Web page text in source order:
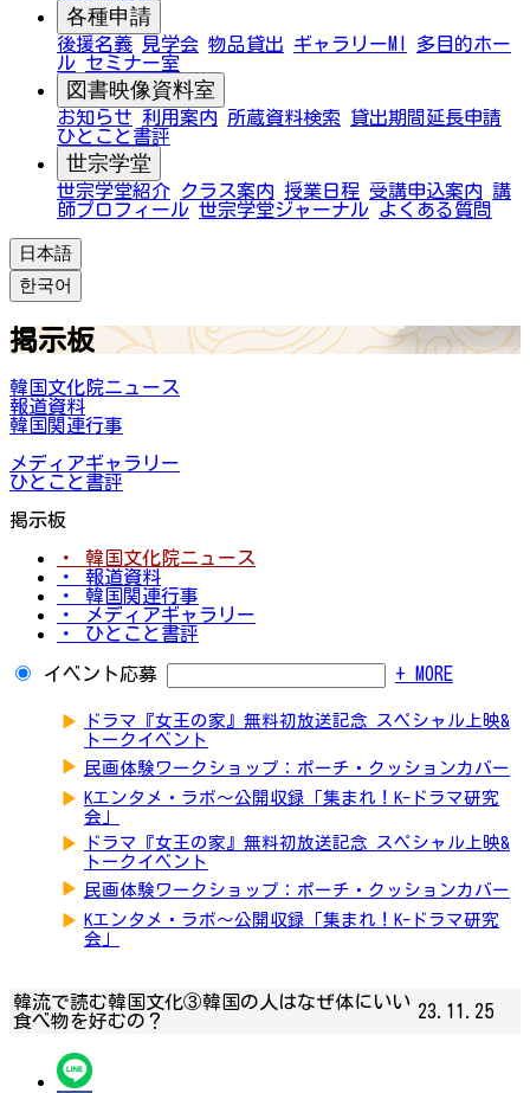
各種申請
後援名義 見学会 物品貸出 ギャラリーMI
多目的ホー
ル セミナー室
図書映像資料室
お知らせ 利用案内 所蔵資料検索
貸出期間延長申請
ひとこと書評
世宗学堂
世宗学堂紹介 クラス案内 授業日程 受講申込案内 講
師プロフィール 世宗学堂ジャーナル よくある質問
日本語
한국어
掲示板
韓国文化院ニュース
報道資料
韓国関連行事
メディアギャラリー
ひとこと書評
掲示板
・ 韓国文化院ニュース
・ 報道資料
・ 韓国関連行事
・ メディアギャラリー
・ ひとこと書評
イベント応募 + MORE
▶
ドラマ『女王の家』無料初放送記念 スペシャル上映&
トークイベント
▶ 民画体験ワークショップ：ポーチ・クッションカバー
▶ Kエンタメ・ラボ～公開収録「集まれ！K-ドラマ研究
会」
▶
ドラマ『女王の家』無料初放送記念 スペシャル上映&
トークイベント
▶ 民画体験ワークショップ：ポーチ・クッションカバー
▶ Kエンタメ・ラボ～公開収録「集まれ！K-ドラマ研究
会」
韓流で読む韓国文化③韓国の人はなぜ体にいい
食べ物を好むの？
23.11.25